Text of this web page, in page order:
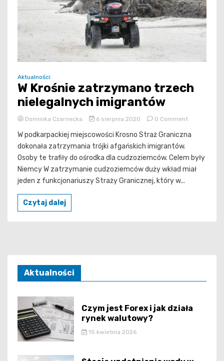
Aktualności
W Krośnie zatrzymano trzech
nielegalnych imigrantów
Dominika Czarnecka 6 sierpnia 2020 0 Commenton
Krośnie
trzech
nielegalnych
W podkarpackiej miejscowości Krosno Straż Graniczna
dokonała zatrzymania trójki afgańskich imigrantów.
Osoby te trafiły do ośrodka dla cudzoziemców. Celem były
Niemcy W zatrzymanie cudzoziemców duży wkład miał
jeden z funkcjonariuszy Straży Granicznej, który w...
Czytaj dalej
Aktualności
Czym jest Forex i jak działa
rynek walutowy?
15 kwietnia 2026